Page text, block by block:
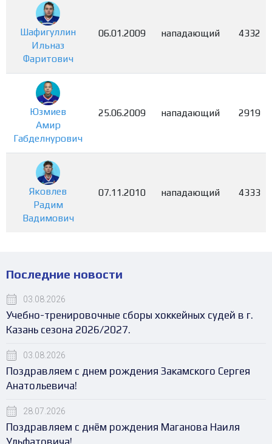
Шафигуллин
Ильназ
Фаритович
06.01.2009 нападающий 4332
Юзмиев
Амир
Габделнурович
25.06.2009 нападающий 2919
Яковлев
Радим
Вадимович
07.11.2010 нападающий 4333
Последние новости
03.08.2026
Учебно-тренировочные сборы хоккейных судей в г.
Казань сезона 2026/2027.
03.08.2026
Поздравляем с днем рождения Закамского Сергея
Анатольевича!
28.07.2026
Поздравляем с днём рождения Маганова Наиля